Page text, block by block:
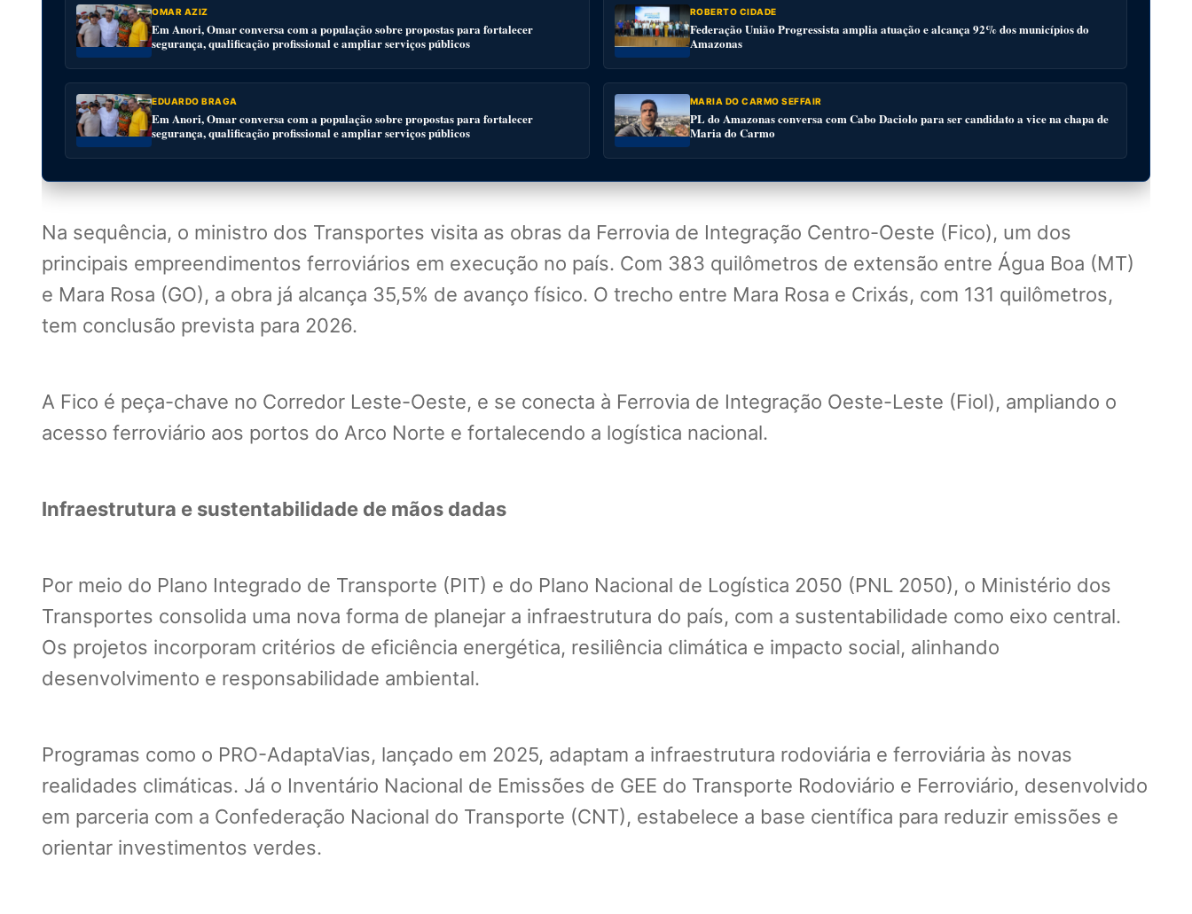
OMAR AZIZ
Em Anori, Omar conversa com a população sobre propostas para fortalecer
segurança, qualificação profissional e ampliar serviços públicos
ROBERTO CIDADE
Federação União Progressista amplia atuação e alcança 92% dos municípios do
Amazonas
EDUARDO BRAGA
Em Anori, Omar conversa com a população sobre propostas para fortalecer
segurança, qualificação profissional e ampliar serviços públicos
MARIA DO CARMO SEFFAIR
PL do Amazonas conversa com Cabo Daciolo para ser candidato a vice na chapa de
Maria do Carmo
Na sequência, o ministro dos Transportes visita as obras da Ferrovia de Integração Centro-Oeste (Fico), um dos
principais empreendimentos ferroviários em execução no país. Com 383 quilômetros de extensão entre Água Boa (MT)
e Mara Rosa (GO), a obra já alcança 35,5% de avanço físico. O trecho entre Mara Rosa e Crixás, com 131 quilômetros,
tem conclusão prevista para 2026.
A Fico é peça-chave no Corredor Leste-Oeste, e se conecta à Ferrovia de Integração Oeste-Leste (Fiol), ampliando o
acesso ferroviário aos portos do Arco Norte e fortalecendo a logística nacional.
Infraestrutura e sustentabilidade de mãos dadas
Por meio do Plano Integrado de Transporte (PIT) e do Plano Nacional de Logística 2050 (PNL 2050), o Ministério dos
Transportes consolida uma nova forma de planejar a infraestrutura do país, com a sustentabilidade como eixo central.
Os projetos incorporam critérios de eficiência energética, resiliência climática e impacto social, alinhando
desenvolvimento e responsabilidade ambiental.
Programas como o PRO-AdaptaVias, lançado em 2025, adaptam a infraestrutura rodoviária e ferroviária às novas
realidades climáticas. Já o Inventário Nacional de Emissões de GEE do Transporte Rodoviário e Ferroviário, desenvolvido
em parceria com a Confederação Nacional do Transporte (CNT), estabelece a base científica para reduzir emissões e
orientar investimentos verdes.